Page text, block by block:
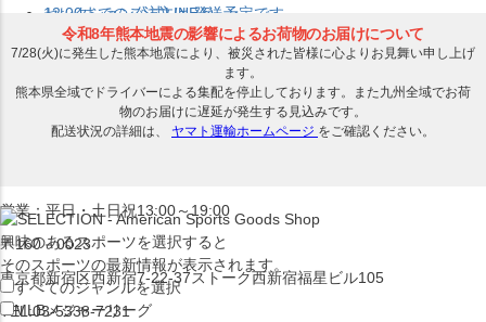
セレクション公式LINE@
営業：平日・土日祝13:00～19:00
〒160－0023
東京都新宿区西新宿7-22-37ストーク西新宿福星ビル105
TEL:03-5338-7231
12:00までのご注文は発送予定です。
在庫品は 1-3営業日内で発送!! ※お取寄せ商品は対象外
興味のあるスポーツを選択すると
そのスポーツの最新情報が表示されます。
すべてのジャンルを選択
MLBメジャーリーグ